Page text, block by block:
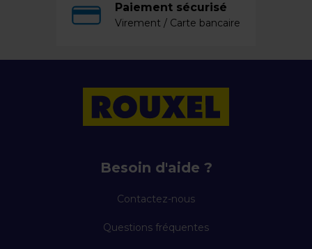
Paiement sécurisé
Virement / Carte bancaire
Besoin d'aide ?
Contactez-nous
Questions fréquentes